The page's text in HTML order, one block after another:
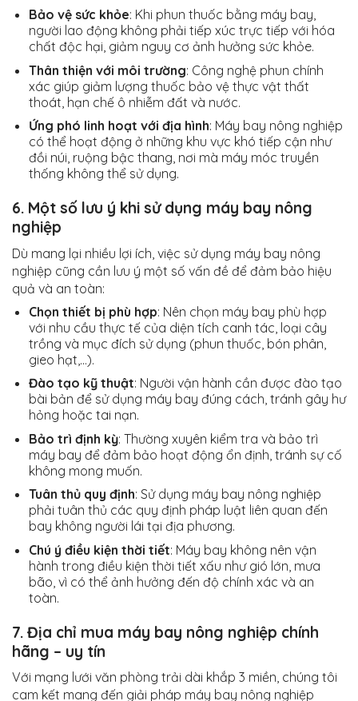
Bảo vệ sức khỏe: Khi phun thuốc bằng máy bay,
người lao động không phải tiếp xúc trực tiếp với hóa
chất độc hại, giảm nguy cơ ảnh hưởng sức khỏe.
Thân thiện với môi trường: Công nghệ phun chính
xác giúp giảm lượng thuốc bảo vệ thực vật thất
thoát, hạn chế ô nhiễm đất và nước.
Ứng phó linh hoạt với địa hình: Máy bay nông nghiệp
có thể hoạt động ở những khu vực khó tiếp cận như
đồi núi, ruộng bậc thang, nơi mà máy móc truyền
thống không thể sử dụng.
6. Một số lưu ý khi sử dụng máy bay nông
nghiệp
Dù mang lại nhiều lợi ích, việc sử dụng máy bay nông
nghiệp cũng cần lưu ý một số vấn đề để đảm bảo hiệu
quả và an toàn:
Chọn thiết bị phù hợp: Nên chọn máy bay phù hợp
với nhu cầu thực tế của diện tích canh tác, loại cây
trồng và mục đích sử dụng (phun thuốc, bón phân,
gieo hạt,…).
Đào tạo kỹ thuật: Người vận hành cần được đào tạo
bài bản để sử dụng máy bay đúng cách, tránh gây hư
hỏng hoặc tai nạn.
Bảo trì định kỳ: Thường xuyên kiểm tra và bảo trì
máy bay để đảm bảo hoạt động ổn định, tránh sự cố
không mong muốn.
Tuân thủ quy định: Sử dụng máy bay nông nghiệp
phải tuân thủ các quy định pháp luật liên quan đến
bay không người lái tại địa phương.
Chú ý điều kiện thời tiết: Máy bay không nên vận
hành trong điều kiện thời tiết xấu như gió lớn, mưa
bão, vì có thể ảnh hưởng đến độ chính xác và an
toàn.
7. Địa chỉ mua máy bay nông nghiệp chính
hãng – uy tín
Với mạng lưới văn phòng trải dài khắp 3 miền, chúng tôi
cam kết mang đến giải pháp máy bay nông nghiệp